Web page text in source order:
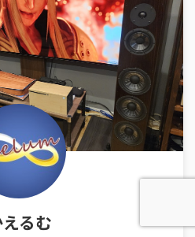
るむ